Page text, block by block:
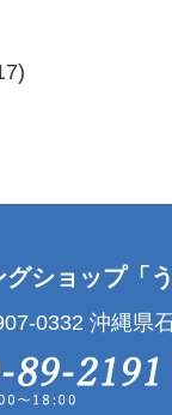
グショップ「
0332 沖縄県